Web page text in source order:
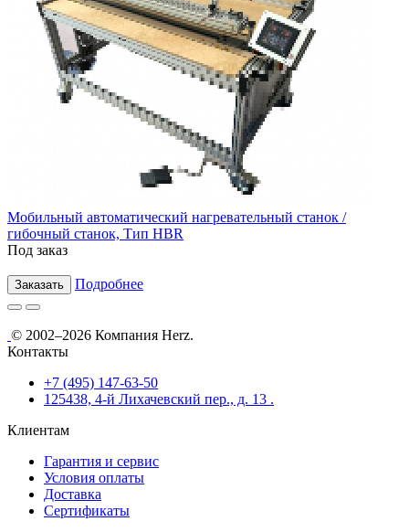
Мобильный автоматический нагревательный станок /
гибочный станок, Тип HBR
Под заказ
Заказать Подробнее
© 2002–2026 Компания Herz.
Контакты
+7 (495) 147-63-50
125438, 4-й Лихачевский пер., д. 13 .
Клиентам
Гарантия и сервис
Условия оплаты
Доставка
Сертификаты